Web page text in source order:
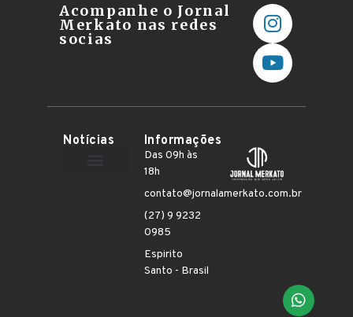
Acompanhe o Jornal
Merkato nas redes
socias
Notícias Informações
Das 09h às
18h
contato@jornalamerkato.com.br
(27) 9 9232
0985
Espirito
Santo - Brasil